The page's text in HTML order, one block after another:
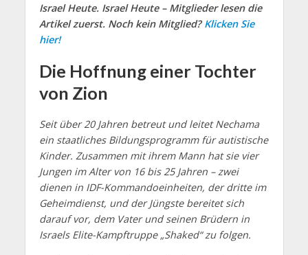
Israel Heute. Israel Heute – Mitglieder lesen die
Artikel zuerst. Noch kein Mitglied?Klicken Sie
hier!
Die Hoffnung einer Tochter
von Zion
Seit über 20 Jahren betreut und leitet Nechama
ein staatliches Bildungsprogramm für autistische
Kinder. Zusammen mit ihrem Mann hat sie vier
Jungen im Alter von 16 bis 25 Jahren – zwei
dienen in IDF-Kommandoeinheiten, der dritte im
Geheimdienst, und der Jüngste bereitet sich
darauf vor, dem Vater und seinen Brüdern in
Israels Elite-Kampftruppe „Shaked“ zu folgen.